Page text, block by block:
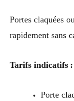
Portes claquées
rapidement sans
Tarifs indicatifs :
Porte